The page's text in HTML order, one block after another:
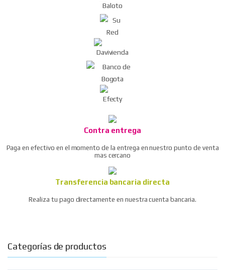
Contra entrega
Paga en efectivo en el momento de la entrega en nuestro punto de venta
mas cercano
Transferencia bancaria directa
Realiza tu pago directamente en nuestra cuenta bancaria.
Categorías de productos